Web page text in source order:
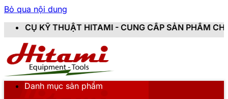
Bỏ qua nội dung
- CUNG CẤP SẢN PHẨM CHÍNH HÃNG, MỚI
Danh mục sản phẩm